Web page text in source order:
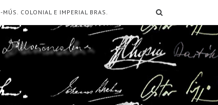
-MÚS. COLONIAL E IMPERIAL BRAS.